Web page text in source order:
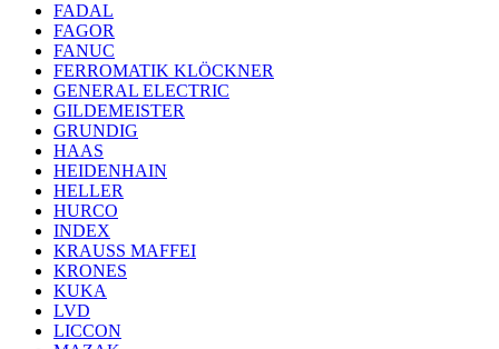
FADAL
FAGOR
FANUC
FERROMATIK KLÖCKNER
GENERAL ELECTRIC
GILDEMEISTER
GRUNDIG
HAAS
HEIDENHAIN
HELLER
HURCO
INDEX
KRAUSS MAFFEI
KRONES
KUKA
LVD
LICCON